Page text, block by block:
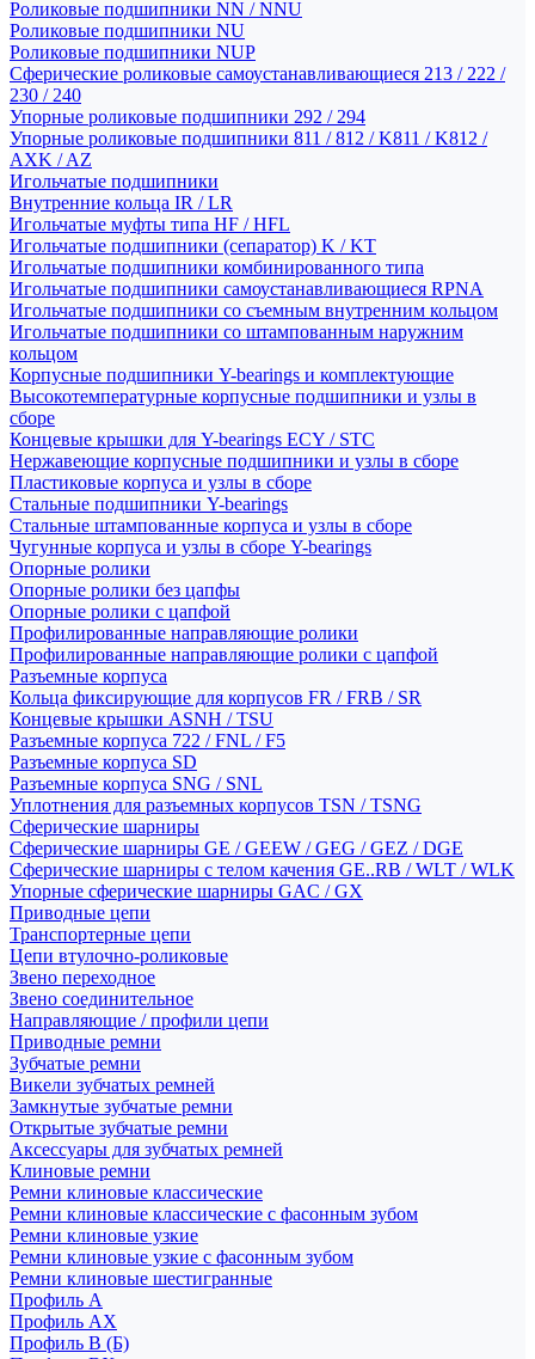
Роликовые подшипники NN / NNU
Роликовые подшипники NU
Роликовые подшипники NUP
Сферические роликовые самоустанавливающиеся 213 / 222 /
230 / 240
Упорные роликовые подшипники 292 / 294
Упорные роликовые подшипники 811 / 812 / K811 / K812 /
AXK / AZ
Игольчатые подшипники
Внутренние кольца IR / LR
Игольчатые муфты типа HF / HFL
Игольчатые подшипники (сепаратор) K / KT
Игольчатые подшипники комбинированного типа
Игольчатые подшипники самоустанавливающиеся RPNA
Игольчатые подшипники со съемным внутренним кольцом
Игольчатые подшипники со штампованным наружним
кольцом
Корпусные подшипники Y-bearings и комплектующие
Высокотемпературные корпусные подшипники и узлы в
сборе
Концевые крышки для Y-bearings ECY / STC
Нержавеющие корпусные подшипники и узлы в сборе
Пластиковые корпуса и узлы в сборе
Стальные подшипники Y-bearings
Стальные штампованные корпуса и узлы в сборе
Чугунные корпуса и узлы в сборе Y-bearings
Опорные ролики
Опорные ролики без цапфы
Опорные ролики с цапфой
Профилированные направляющие ролики
Профилированные направляющие ролики с цапфой
Разъемные корпуса
Кольца фиксирующие для корпусов FR / FRB / SR
Концевые крышки ASNH / TSU
Разъемные корпуса 722 / FNL / F5
Разъемные корпуса SD
Разъемные корпуса SNG / SNL
Уплотнения для разъемных корпусов TSN / TSNG
Сферические шарниры
Сферические шарниры GE / GEEW / GEG / GEZ / DGE
Сферические шарниры с телом качения GE..RB / WLT / WLK
Упорные сферические шарниры GAC / GX
Приводные цепи
Транспортерные цепи
Цепи втулочно-роликовые
Звено переходное
Звено соединительное
Направляющие / профили цепи
Приводные ремни
Зубчатые ремни
Викели зубчатых ремней
Замкнутые зубчатые ремни
Открытые зубчатые ремни
Аксессуары для зубчатых ремней
Клиновые ремни
Ремни клиновые классические
Ремни клиновые классические с фасонным зубом
Ремни клиновые узкие
Ремни клиновые узкие с фасонным зубом
Ремни клиновые шестигранные
Профиль A
Профиль AX
Профиль B (Б)